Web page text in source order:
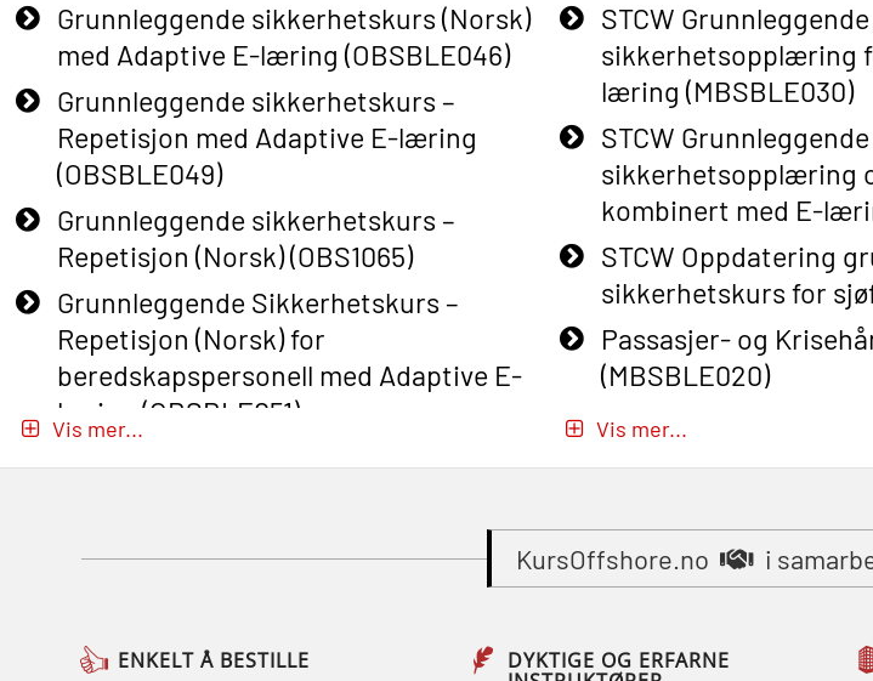
Grunnleggende sikkerhetskurs (Norsk)
med Adaptive E-læring (OBSBLE046)
Grunnleggende sikkerhetskurs –
Repetisjon med Adaptive E-læring
(OBSBLE049)
Grunnleggende sikkerhetskurs –
Repetisjon (Norsk) (OBS1065)
Grunnleggende Sikkerhetskurs –
Repetisjon (Norsk) for
beredskapspersonell med Adaptive E-
læring (OBSBLE051)
Basic Safety Training – Refresher
Vis mer...
STCW Grunnleggende
sikkerhetsopplæring
læring (MBSBLE030)
STCW Grunnleggende
sikkerhetsopplæring
kombinert med E-
STCW Oppdatering
sikkerhetskurs for
Passasjer- og
(MBSBLE020)
Passasjer- og
sikkerhetsopplæring
(MBSBLE031)
sikkerhetsopplæring
Vis mer...
KursOffshore.no i
ENKELT Å BESTILLE DYKTIGE OG ERFARNE